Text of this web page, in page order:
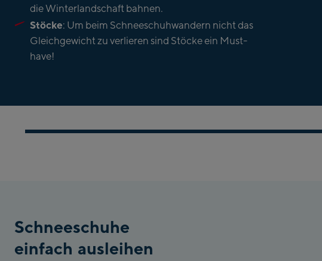
die Winterlandschaft bahnen.
Stöcke: Um beim Schneeschuhwandern nicht das
Gleichgewicht zu verlieren sind Stöcke ein Must-
have!
Schneeschuhe
einfach ausleihen